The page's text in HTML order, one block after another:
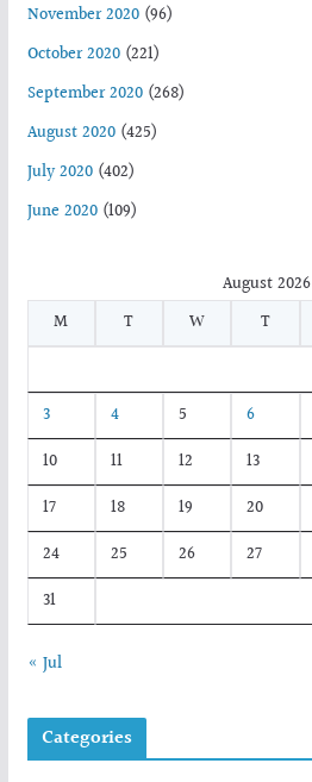
November 2020(96)
October 2020(221)
September 2020(268)
August 2020(425)
July 2020(402)
June 2020(109)
August 2026
M
T W T
3
4 5 6
10
11 12 13
17
18 19 20
24
25 26 27
31
« Jul
Categories